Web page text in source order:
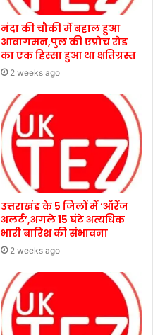
नंदा की चौकी में बहाल हुआ
आवागमन,पुल की एप्रोच रोड
का एक हिस्सा हुआ था क्षतिग्रस्त
2 weeks ago
उत्तराखंड के 5 जिलों में ‘ऑरेंज
अलर्ट’,अगले 15 घंटे अत्यधिक
भारी बारिश की संभावना
2 weeks ago